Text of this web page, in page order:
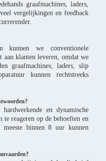
graafmachines, laders,
vergelijkingen en feedback
kunnen we conventionele
aan klanten leveren, omdat we
graafmachines, laders, slip
kunnen rechtstreeks
en dynamische
reageren op de behoeften en
binnen 8 uur kunnen